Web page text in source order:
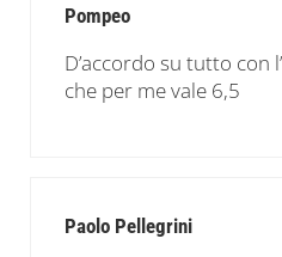
Pompeo
D’accordo su tutto con
che per me vale 6,5
Paolo Pellegrini